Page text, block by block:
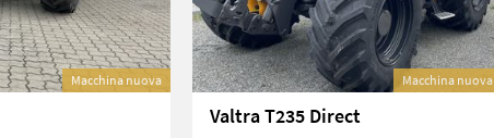
Macchina nuova Macchina nuova
Valtra T235 Direct